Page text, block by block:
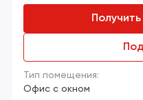
Тип помещения:
Офис с окном